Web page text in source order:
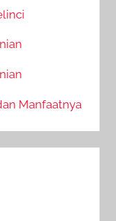
Manfaatnya